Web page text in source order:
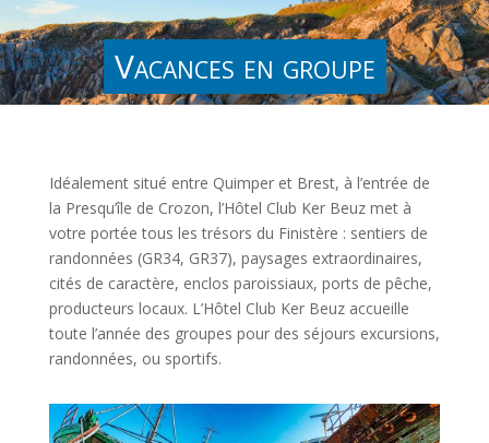
Vacances en groupe
Idéalement situé entre Quimper et Brest, à l’entrée de
la Presqu’île de Crozon, l’Hôtel Club Ker Beuz met à
votre portée tous les trésors du Finistère : sentiers de
randonnées (GR34, GR37), paysages extraordinaires,
cités de caractère, enclos paroissiaux, ports de pêche,
producteurs locaux. L’Hôtel Club Ker Beuz accueille
toute l’année des groupes pour des séjours excursions,
randonnées, ou sportifs.